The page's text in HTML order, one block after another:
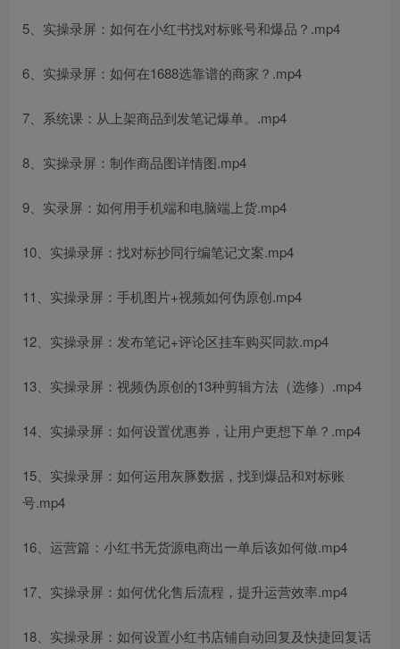
5、实操录屏：如何在小红书找对标账号和爆品？.mp4
6、实操录屏：如何在1688选靠谱的商家？.mp4
7、系统课：从上架商品到发笔记爆单。.mp4
8、实操录屏：制作商品图详情图.mp4
9、实录屏：如何用手机端和电脑端上货.mp4
10、实操录屏：找对标抄同行编笔记文案.mp4
11、实操录屏：手机图片+视频如何伪原创.mp4
12、实操录屏：发布笔记+评论区挂车购买同款.mp4
13、实操录屏：视频伪原创的13种剪辑方法（选修）.mp4
14、实操录屏：如何设置优惠券，让用户更想下单？.mp4
15、实操录屏：如何运用灰豚数据，找到爆品和对标账
号.mp4
16、运营篇：小红书无货源电商出一单后该如何做.mp4
17、实操录屏：如何优化售后流程，提升运营效率.mp4
18、实操录屏：如何设置小红书店铺自动回复及快捷回复话